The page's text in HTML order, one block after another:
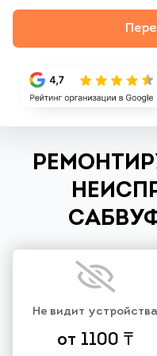
Не видит устройства
от 1100 ₸